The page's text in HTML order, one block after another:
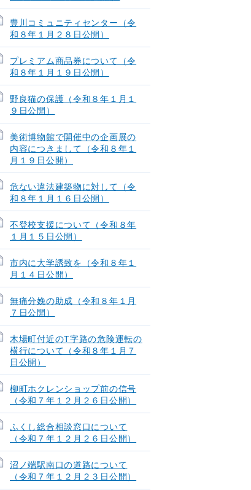
豊川コミュニティセンター（令
和８年１月２８日公開）
プレミアム商品券について（令
和８年１月１９日公開）
野良猫の保護（令和８年１月１
９日公開）
美術博物館で開催中の企画展の
内容につきまして（令和８年１
月１９日公開）
危ない違法建築物に対して（令
和８年１月１６日公開）
不登校支援について（令和８年
１月１５日公開）
市内に大学誘致を（令和８年１
月１４日公開）
無痛分娩の助成（令和８年１月
７日公開）
木場町付近のT字路の危険運転の
横行について（令和８年１月７
日公開）
柳町ホクレンショップ前の信号
（令和７年１２月２６日公開）
ふくし総合相談窓口について
（令和７年１２月２６日公開）
沼ノ端駅南口の道路について
（令和７年１２月２３日公開）